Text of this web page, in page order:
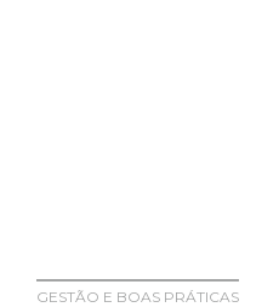
GESTÃO E BOAS PRÁTICAS